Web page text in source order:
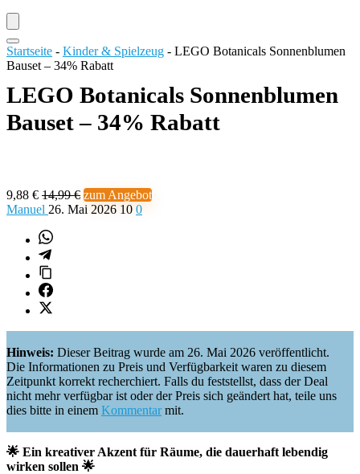
Startseite - Kinder & Spielzeug - LEGO Botanicals Sonnenblumen
Bauset – 34% Rabatt
LEGO Botanicals Sonnenblumen
Bauset – 34% Rabatt
9,88 € 14,99 € zum Angebot
Manuel 26. Mai 2026 10 0
Hinweis: Dieser Beitrag wurde am 26. Mai 2026 veröffentlicht.
Die Informationen zu Preis und Verfügbarkeit waren zu diesem
Zeitpunkt korrekt recherchiert. Falls du feststellst, dass der Deal
nicht mehr verfügbar ist oder der Preis sich geändert hat, teile uns
dies bitte in einem Kommentarmit.
🌟 Ein kreativer Akzent für Räume, die dauerhaft lebendig
wirken sollen 🌟